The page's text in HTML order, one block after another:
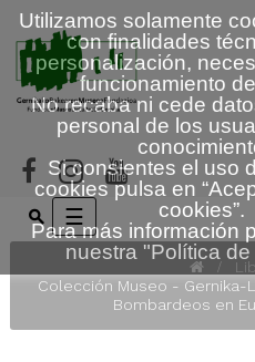
Navegación
de
palanca
☰
Colección Museo - Gernika-
Bombardeos en
Utilizamos solamente
con finalidades
personalización,
funcionamiento
No recaba ni cede
personal de los
Si consientes el uso
cookies pulsa en “
cookies”.
Para más información
nuestra "Política